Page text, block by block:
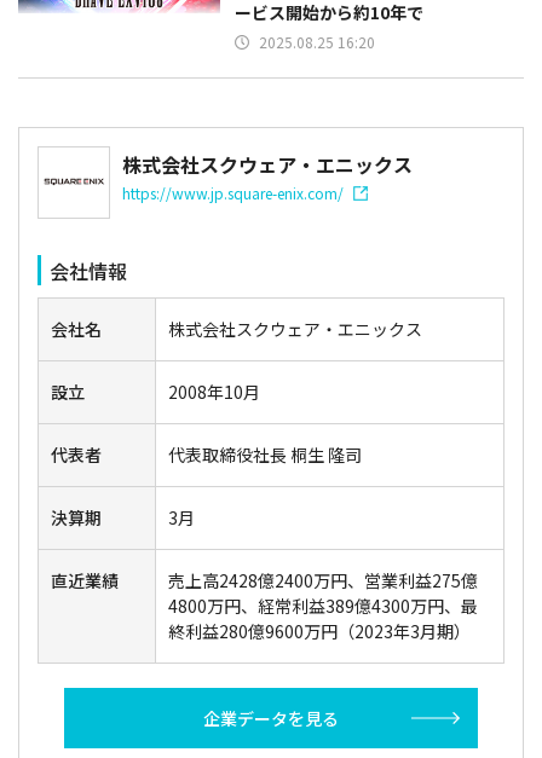
ービス開始から約10年で
2025.08.25 16:20
株式会社スクウェア・エニックス
https://www.jp.square-enix.com/
会社情報
会社名 株式会社スクウェア・エニックス
設立 2008年10月
代表者 代表取締役社長 桐生 隆司
決算期 3月
直近業績
売上高2428億2400万円、営業利益275億
4800万円、経常利益389億4300万円、最
終利益280億9600万円（2023年3月期）
企業データを見る